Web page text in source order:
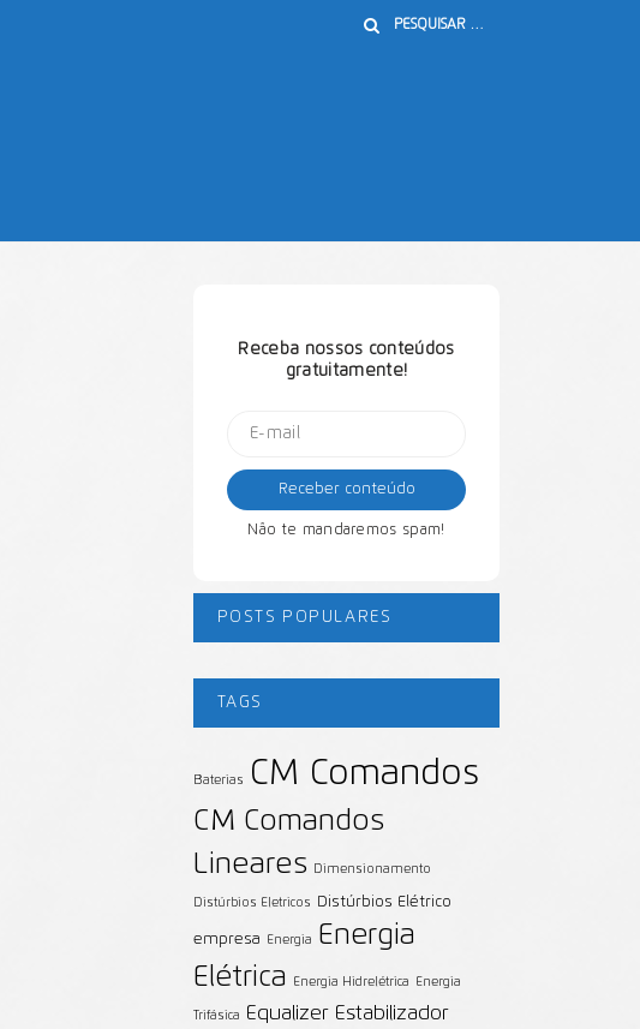
Buscar
Receba nossos conteúdos
gratuitamente!
Não te mandaremos spam!
POSTS POPULARES
TAGS
Baterias CM Comandos
CM Comandos
Lineares
Dimensionamento
Distúrbios Eletricos Distúrbios Elétrico
empresa Energia
Energia
Elétrica
Energia Hidrelétrica Energia
Trifásica Equalizer Estabilizador